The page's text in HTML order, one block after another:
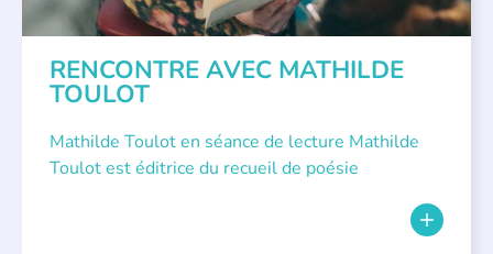
RENCONTRE AVEC MATHILDE
TOULOT
Mathilde Toulot en séance de lecture Mathilde
Toulot est éditrice du recueil de poésie